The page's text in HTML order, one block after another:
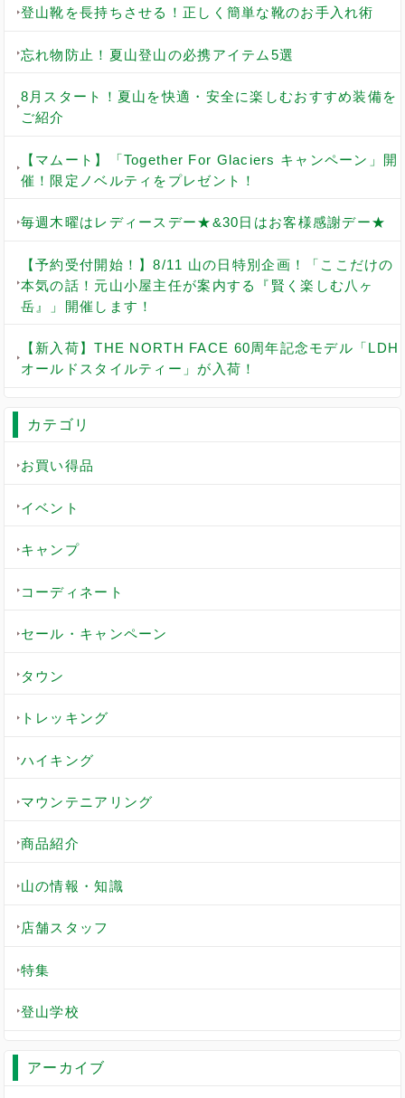
登山靴を長持ちさせる！正しく簡単な靴のお手入れ術
忘れ物防止！夏山登山の必携アイテム5選
8月スタート！夏山を快適・安全に楽しむおすすめ装備を
ご紹介
【マムート】「Together For Glaciers キャンペーン」開
催！限定ノベルティをプレゼント！
毎週木曜はレディースデー★&30日はお客様感謝デー★
【予約受付開始！】8/11 山の日特別企画！「ここだけの
本気の話！元山小屋主任が案内する『賢く楽しむ八ヶ
岳』」開催します！
【新入荷】THE NORTH FACE 60周年記念モデル「LDH
オールドスタイルティー」が入荷！
カテゴリ
お買い得品
イベント
キャンプ
コーディネート
セール・キャンペーン
タウン
トレッキング
ハイキング
マウンテニアリング
商品紹介
山の情報・知識
店舗スタッフ
特集
登山学校
アーカイブ